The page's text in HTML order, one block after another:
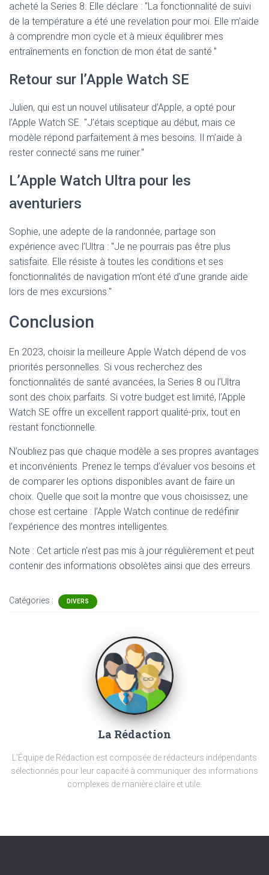
acheté la Series 8. Elle déclare : "La fonctionnalité de suivi
de la température a été une revelation pour moi. Elle m’aide
à comprendre mon cycle et à mieux équilibrer mes
entraînements en fonction de mon état de santé."
Retour sur l’Apple Watch SE
Julien, qui est un nouvel utilisateur d’Apple, a opté pour
l’Apple Watch SE. "J’étais sceptique au début, mais ce
modèle répond parfaitement à mes besoins. Il m’aide à
rester connecté sans me ruiner."
L’Apple Watch Ultra pour les
aventuriers
Sophie, une adepte de la randonnée, partage son
expérience avec l’Ultra : "Je ne pourrais pas être plus
satisfaite. Elle résiste à toutes les conditions et ses
fonctionnalités de navigation m’ont été d’une grande aide
lors de mes excursions."
Conclusion
En 2023, choisir la meilleure Apple Watch dépend de vos
priorités personnelles. Si vous recherchez des
fonctionnalités de santé avancées, la Series 8 ou l’Ultra
sont des choix parfaits. Si votre budget est limité, l’Apple
Watch SE offre un excellent rapport qualité-prix, tout en
restant fonctionnelle.
N’oubliez pas que chaque modèle a ses propres avantages
et inconvénients. Prenez le temps d’évaluer vos besoins et
de comparer les options disponibles avant de faire un
choix. Quelle que soit la montre que vous choisissez, une
chose est certaine : l’Apple Watch continue de redéfinir
l’expérience des montres intelligentes.
Note : Cet article n'est pas mis à jour régulièrement et peut
contenir des informations obsolètes ainsi que des erreurs.
Catégories : DIVERS
La Rédaction
L'Équipe de Rédaction est composée de rédacteurs indépendants
sélectionnés pour leur capacité à communiquer des informations
complexes de manière claire et utile.